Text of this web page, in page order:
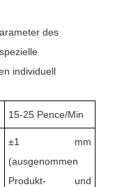
des
individuell
15-25 Pence/Min
±1 mm
(ausgenommen
Produkt- und